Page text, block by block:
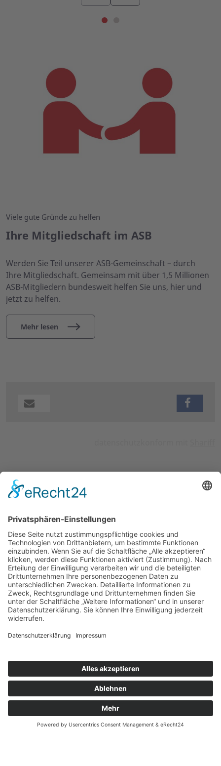
Viele gute Gründe zu helfen
Ihre Mitgliedschaft im ASB
Werden Sie Teil unserer ASB-Gemeinschaft – durch
Ihre Mitgliedschaft. Gemeinsam mit über 1,5 Millionen
ASB-Mitgliedern bundesweit helfen Sie uns, hier und
jetzt zu helfen.
Mehr lesen
SOZIALE DIENSTE
WEITERE ANGEBOTE
MITMACHEN & HELFEN
Cookie-Einstellungen